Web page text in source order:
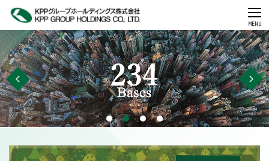
CLOSE
MENU